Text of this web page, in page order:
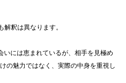
釈は異なります。
いには恵まれているが、相手を見極め
の魅力ではなく、実際の中身を重視し